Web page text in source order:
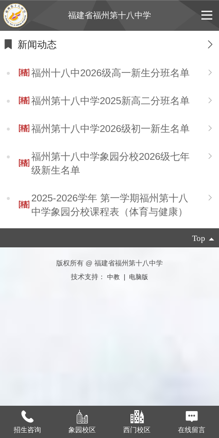
福建省福州第十八中学
新闻动态
福州十八中2026级高一新生分班名单
福州第十八中学2025新高二分班名单
福州第十八中学2026级初一新生名单
福州第十八中学象园分校2026级七年
级新生名单
2025-2026学年 第一学期福州第十八
中学象园分校课程表（体育与健康）
Top
版权所有 @ 福建省福州第十八中学
技术支持： 中教 电脑版
招生咨询 象园校区 西门校区 在线留言